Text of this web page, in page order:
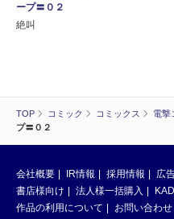
TOP コミック コミックス 電撃
プ〓０２
ープ〓０２
絶叫
会社概要 IR情報 採用情報 広
書店様向け
法人様一括購入
作品の利用について
お問い合わせ